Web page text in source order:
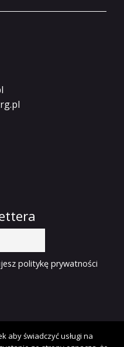
politykę prywatności
Shalom.Polityka
aby świadczyć usługi na